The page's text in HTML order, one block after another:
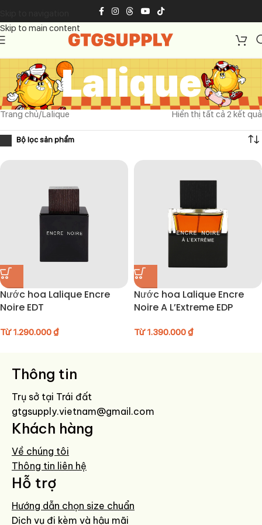
Skip to main content
Lalique
Trang chủ Lalique Hiển thị tất cả 2 kết quả
Nước hoa Lalique Encre
Noire EDT
Từ1.290.000₫
Nước hoa Lalique Encre
Noire A L’Extreme EDP
Từ1.390.000₫
Thông tin
Trụ sở tại Trái đất
gtgsupply.vietnam@gmail.com
Khách hàng
Về chúng tôi
Thông tin liên hệ
Hỗ trợ
Hướng dẫn chọn size chuẩn
Dịch vụ đi kèm và hậu mãi